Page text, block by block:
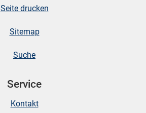
Seite drucken
Sitemap
Suche
Service
Kontakt